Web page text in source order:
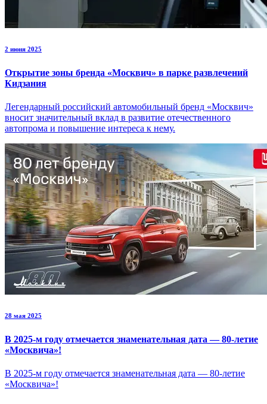
2 июня 2025
Открытие зоны бренда «Москвич» в парке развлечений
Кидзания
Легендарный российский автомобильный бренд «Москвич»
вносит значительный вклад в развитие отечественного
автопрома и повышение интереса к нему.
28 мая 2025
В 2025-м году отмечается знаменательная дата — 80-летие
«Москвича»!
В 2025-м году отмечается знаменательная дата — 80-летие
«Москвича»!